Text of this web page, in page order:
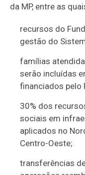
da MP, entre as
recursos do
gestão do
famílias
serão incluídas
financiados pelo
30% dos
sociais em
aplicados no
Centro-Oeste;
transferências